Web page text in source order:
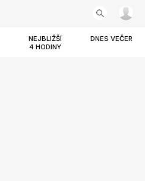
NEJBLIŽŠÍ
4 HODINY
DNES VEČER